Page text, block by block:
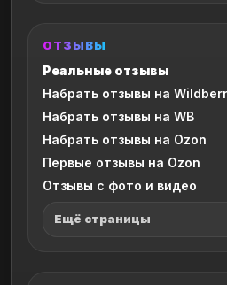
ОТЗЫВЫ
Реальные отзывы
Набрать отзывы на
Набрать отзывы на WB
Набрать отзывы на Ozon
Первые отзывы на Ozon
Отзывы с фото и видео
Ещё страницы